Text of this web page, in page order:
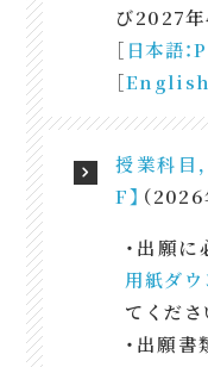
び2027年
［ 日本語
［English
授業科目
F】 （2026
・出願
用紙ダ
てくださ
・出願書